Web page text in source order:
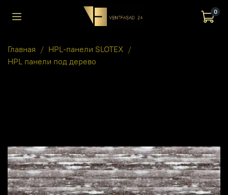
0
Главная
HPL-панели SLOTEX
HPL панели под дерево